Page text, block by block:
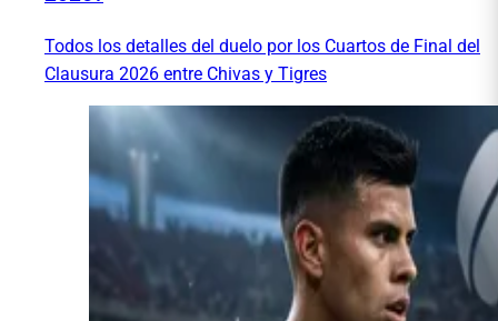
Todos los detalles del duelo por los Cuartos de Final del
Clausura 2026 entre Chivas y Tigres